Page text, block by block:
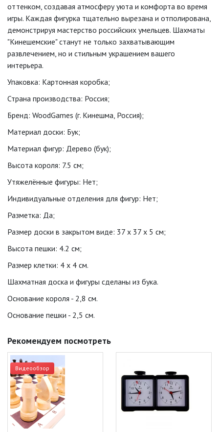
оттенком, создавая атмосферу уюта и комфорта во время
игры. Каждая фигурка тщательно вырезана и отполирована,
демонстрируя мастерство российских умельцев. Шахматы
"Кинешемские" станут не только захватывающим
развлечением, но и стильным украшением вашего
интерьера.
Упаковка: Картонная коробка;
Страна производства: Россия;
Бренд: WoodGames (г. Кинешма, Россия);
Материал доски: Бук;
Материал фигур: Дерево (бук);
Высота короля: 7.5 см;
Утяжелённые фигуры: Нет;
Индивидуальные отделения для фигур: Нет;
Разметка: Да;
Размер доски в закрытом виде: 37 x 37 x 5 см;
Высота пешки: 4.2 см;
Размер клетки: 4 x 4 см.
Шахматная доска и фигуры сделаны из бука.
Основание короля - 2,8 см.
Основание пешки - 2,5 см.
Рекомендуем посмотреть
Видеообзор